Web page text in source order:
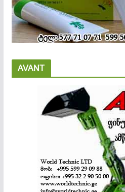
AVANT